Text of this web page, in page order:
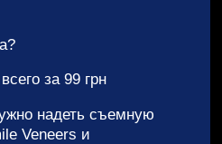
за 99 грн
надеть съемную
Veneers и